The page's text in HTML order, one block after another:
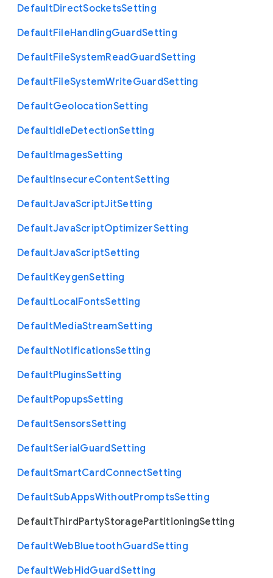
DefaultDirectSocketsSetting
DefaultFileHandlingGuardSetting
DefaultFileSystemReadGuardSetting
DefaultFileSystemWriteGuardSetting
DefaultGeolocationSetting
DefaultIdleDetectionSetting
DefaultImagesSetting
DefaultInsecureContentSetting
DefaultJavaScriptJitSetting
DefaultJavaScriptOptimizerSetting
DefaultJavaScriptSetting
DefaultKeygenSetting
DefaultLocalFontsSetting
DefaultMediaStreamSetting
DefaultNotificationsSetting
DefaultPluginsSetting
DefaultPopupsSetting
DefaultSensorsSetting
DefaultSerialGuardSetting
DefaultSmartCardConnectSetting
DefaultSubAppsWithoutPromptsSetting
DefaultThirdPartyStoragePartitioningSetting
DefaultWebBluetoothGuardSetting
DefaultWebHidGuardSetting